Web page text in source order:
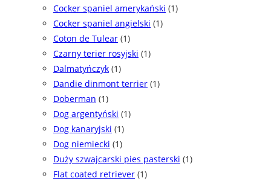
Cocker spaniel amerykański (1)
Cocker spaniel angielski (1)
Coton de Tulear (1)
Czarny terier rosyjski (1)
Dalmatyńczyk (1)
Dandie dinmont terrier (1)
Doberman (1)
Dog argentyński (1)
Dog kanaryjski (1)
Dog niemiecki (1)
Duży szwajcarski pies pasterski (1)
Flat coated retriever (1)